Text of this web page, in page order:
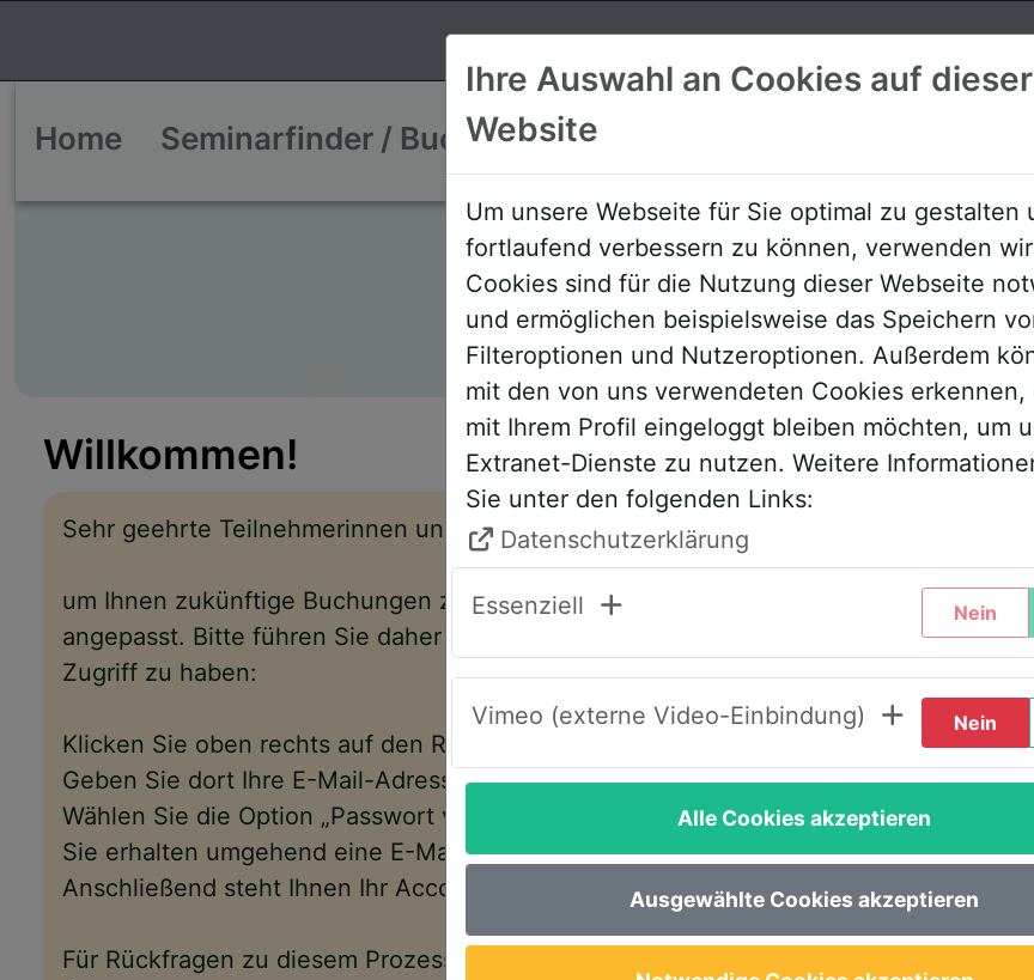
Home Seminarfinder / Buchen Referenten
Willkommen!
Sehr geehrte Teilnehmerinnen und Teilnehmer,
um Ihnen zukünftige Buchungen zu erleichtern, haben wir unser System
angepasst. Bitte führen Sie daher folgende Schritte durch, wenn Sie diesen Text
Zugriff zu haben:
Klicken Sie oben rechts auf den Reiter „LOGIN AWS+“.
Geben Sie dort Ihre E-Mail-Adresse ein.
Wählen Sie die Option „Passwort vergessen“.
Sie erhalten umgehend eine E-Mail mit einem Link, um ein neues Passwort
Anschließend steht Ihnen Ihr Account wie gewohnt – nun im neuen Design – wieder
Für Rückfragen zu diesem Prozess, zu unseren Seminaren, Abläufen oder der
Ihre Auswahl an Cookies auf dieser
Website
Um unsere Webseite für Sie optimal zu gestalten
fortlaufend verbessern zu können, verwenden
Cookies sind für die Nutzung dieser Webseite
und ermöglichen beispielsweise das Speichern
Filteroptionen und Nutzeroptionen. Außerdem
mit den von uns verwendeten Cookies erkennen,
mit Ihrem Profil eingeloggt bleiben möchten, um
Extranet-Dienste zu nutzen. Weitere
Sie unter den folgenden Links:
Datenschutzerklärung
Essenziell Nein
Vimeo (externe Video-Einbindung) Nein
Alle Cookies akzeptieren
Ausgewählte Cookies akzeptieren